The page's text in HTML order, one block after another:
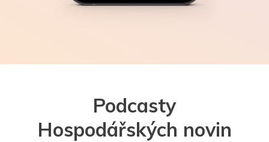
Podcasty
Hospodářských novin